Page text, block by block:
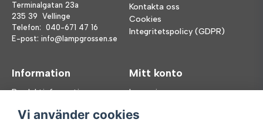
Terminalgatan 23a
235 39 Vellinge
Telefon: 040-671 47 16
E-post: info@lampgrossen.se
Kontakta oss
Cookies
Integritetspolicy (GDPR)
Information
Produktinformation
FAQ
Mitt konto
Logga in
Glömt lösenord?
Vi använder cookies